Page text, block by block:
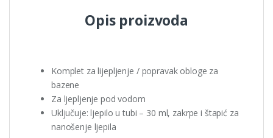
Opis proizvoda
Komplet za lijepljenje / popravak obloge za
bazene
Za ljepljenje pod vodom
Uključuje: ljepilo u tubi – 30 ml, zakrpe i štapić za
nanošenje ljepila